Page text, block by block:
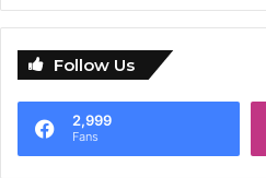
Follow Us
2,999
Fans